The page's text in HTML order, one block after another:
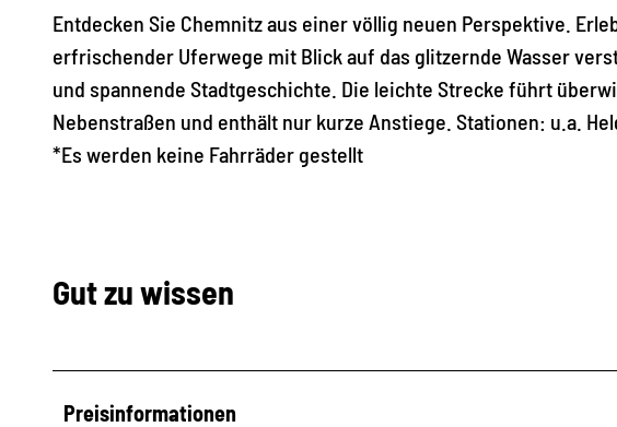
r
k
Entdecken Sie Chemnitz aus einer völlig neuen Perspektive.
erfrischender Uferwege mit Blick auf das glitzernde Wasser
und spannende Stadtgeschichte. Die leichte Strecke führt
Nebenstraßen und enthält nur kurze Anstiege. Stationen: u.a.
*Es werden keine Fahrräder gestellt
Gut zu wissen
Preisinformationen